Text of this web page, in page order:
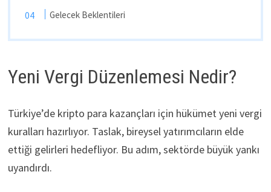
Gelecek Beklentileri
Yeni Vergi Düzenlemesi Nedir?
Türkiye’de kripto para kazançları için hükümet yeni vergi
kuralları hazırlıyor. Taslak, bireysel yatırımcıların elde
ettiği gelirleri hedefliyor. Bu adım, sektörde büyük yankı
uyandırdı.